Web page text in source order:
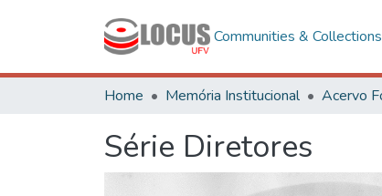
Communities & Collections
Home Memória Institucional
Série Diretores